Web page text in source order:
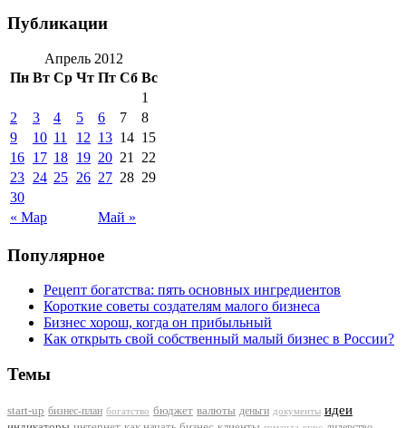
Публикации
Апрель 2012
Пн Вт Ср Чт Пт Сб Вс
« Мар Май »
1
2
3 4 5 6 7
8
9
10 11 12 13 14 15
16 17 18 19 20 21
22
23 24 25 26 27 28 29
30
Популярное
Рецепт богатства: пять основных ингредиентов
Короткие советы создателям малого бизнеса
Бизнес хорош, когда он прибыльный
Как открыть свой собственный малый бизнес в России?
Темы
start-up бизнес-план богатство бюджет валюты деньги документы идеи